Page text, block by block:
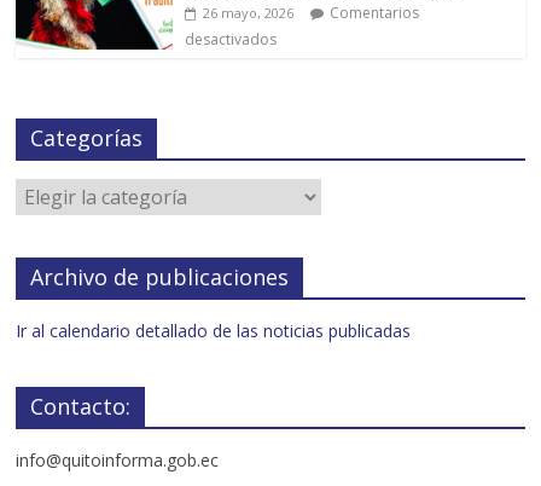
26 mayo, 2026
Comentarios
desactivados
Categorías
Archivo de publicaciones
Ir al calendario detallado de las noticias publicadas
Contacto:
info@quitoinforma.gob.ec